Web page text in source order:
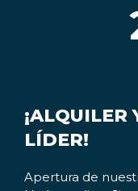
¡ALQUILER
LÍDER!
Apertura de